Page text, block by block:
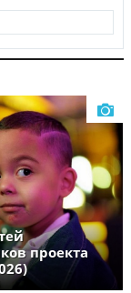
проекта